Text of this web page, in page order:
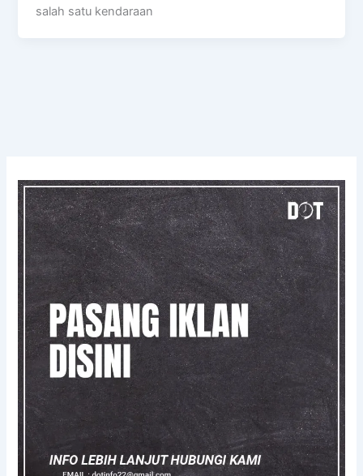
salah satu kendaraan